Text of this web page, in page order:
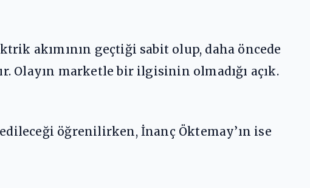
akımının geçtiği sabit olup, daha öncede
Olayın marketle bir ilgisinin olmadığı açık.
öğrenilirken, İnanç Öktemay’ın ise